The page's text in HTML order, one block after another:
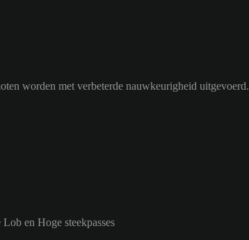
worden met verbeterde nauwkeurigheid uitgevoerd.
en Hoge steekpasses